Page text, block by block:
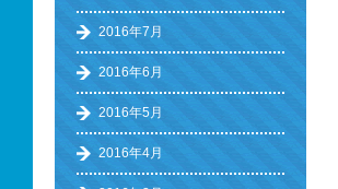
2016年7月
2016年6月
2016年5月
2016年4月